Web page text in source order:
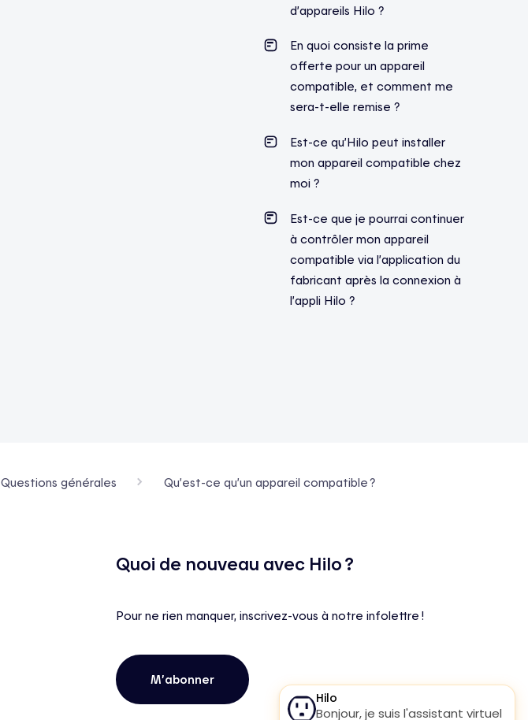
d’appareils Hilo ?
En quoi consiste la prime
offerte pour un appareil
compatible, et comment me
sera-t-elle remise ?
Est-ce qu’Hilo peut installer
mon appareil compatible chez
moi ?
Est-ce que je pourrai continuer
à contrôler mon appareil
compatible via l’application du
fabricant après la connexion à
l’appli Hilo ?
Questions générales Qu’est-ce qu’un appareil compatible ?
Quoi de nouveau avec Hilo ?
Pour ne rien manquer, inscrivez-vous à notre infolettre !
M’abonner